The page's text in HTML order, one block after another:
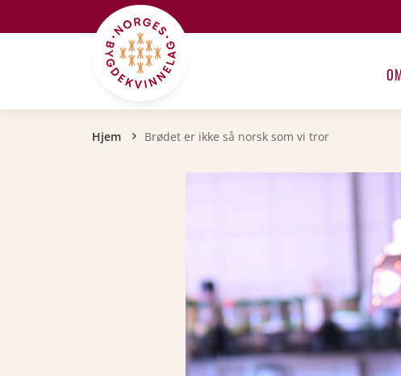
Hopp til hovedinnhold
Navigasjonssti
Hjem Brødet er ikke så norsk som vi tror